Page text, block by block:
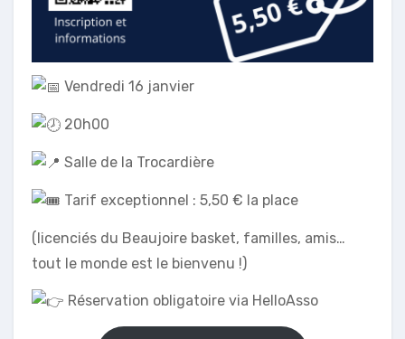
Vendredi 16 janvier
20h00
Salle de la Trocardière
Tarif exceptionnel : 5,50 € la place
(licenciés du Beaujoire basket, familles, amis…
tout le monde est le bienvenu !)
Réservation obligatoire via HelloAsso